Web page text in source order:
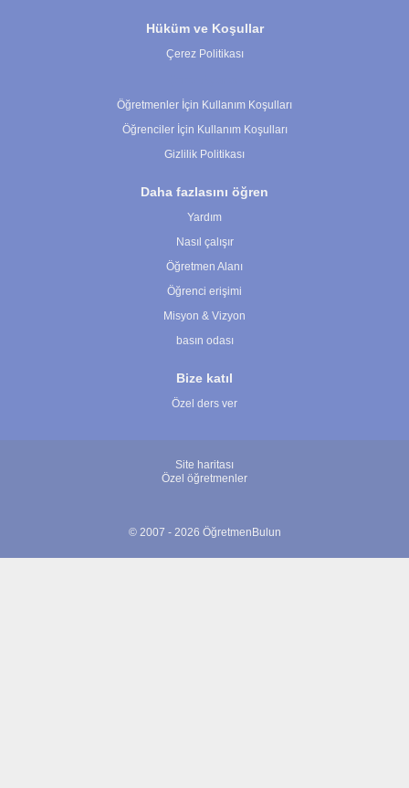
Hüküm ve Koşullar
Çerez Politikası
Öğretmenler İçin Kullanım Koşulları
Öğrenciler İçin Kullanım Koşulları
Gizlilik Politikası
Daha fazlasını öğren
Yardım
Nasıl çalışır
Öğretmen Alanı
Öğrenci erişimi
Misyon & Vizyon
basın odası
Bize katıl
Özel ders ver
Site haritası
Özel öğretmenler
© 2007 - 2026 ÖğretmenBulun